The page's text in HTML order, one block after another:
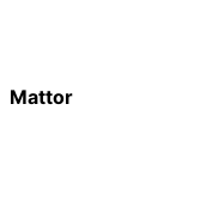
Mattor